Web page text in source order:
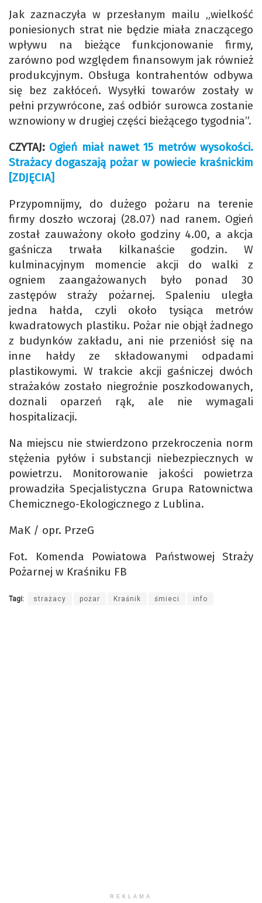
Jak zaznaczyła w przesłanym mailu „wielkość
poniesionych strat nie będzie miała znaczącego
wpływu na bieżące funkcjonowanie firmy,
zarówno pod względem finansowym jak również
produkcyjnym. Obsługa kontrahentów odbywa
się bez zakłóceń. Wysyłki towarów zostały w
pełni przywrócone, zaś odbiór surowca zostanie
wznowiony w drugiej części bieżącego tygodnia”.
CZYTAJ: Ogień miał nawet 15 metrów wysokości.
Strażacy dogaszają pożar w powiecie kraśnickim
[ZDJĘCIA]
Przypomnijmy, do dużego pożaru na terenie
firmy doszło wczoraj (28.07) nad ranem. Ogień
został zauważony około godziny 4.00, a akcja
gaśnicza trwała kilkanaście godzin. W
kulminacyjnym momencie akcji do walki z
ogniem zaangażowanych było ponad 30
zastępów straży pożarnej. Spaleniu uległa
jedna hałda, czyli około tysiąca metrów
kwadratowych plastiku. Pożar nie objął żadnego
z budynków zakładu, ani nie przeniósł się na
inne hałdy ze składowanymi odpadami
plastikowymi. W trakcie akcji gaśniczej dwóch
strażaków zostało niegroźnie poszkodowanych,
doznali oparzeń rąk, ale nie wymagali
hospitalizacji.
Na miejscu nie stwierdzono przekroczenia norm
stężenia pyłów i substancji niebezpiecznych w
powietrzu. Monitorowanie jakości powietrza
prowadziła Specjalistyczna Grupa Ratownictwa
Chemicznego-Ekologicznego z Lublina.
MaK / opr. PrzeG
Fot. Komenda Powiatowa Państwowej Straży
Pożarnej w Kraśniku FB
Tagi: strażacy pożar Kraśnik śmieci info
REKLAMA